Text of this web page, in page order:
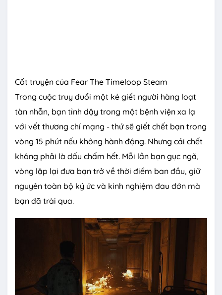
Cốt truyện của Fear The Timeloop Steam
Trong cuộc truy đuổi một kẻ giết người hàng loạt
tàn nhẫn, bạn tỉnh dậy trong một bệnh viện xa lạ
với vết thương chí mạng - thứ sẽ giết chết bạn trong
vòng 15 phút nếu không hành động. Nhưng cái chết
không phải là dấu chấm hết. Mỗi lần bạn gục ngã,
vòng lặp lại đưa bạn trở về thời điểm ban đầu, giữ
nguyên toàn bộ ký ức và kinh nghiệm đau đớn mà
bạn đã trải qua.